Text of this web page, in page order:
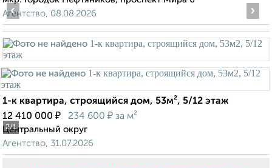
Агентство, 08.08.2026
2/1
‹ ›
1-к квартира, строящийся дом, 53м², 5/12 этаж
12 410 000 ₽ 234 600 ₽ за м²
Центральный округ
Агентство, 31.07.2026